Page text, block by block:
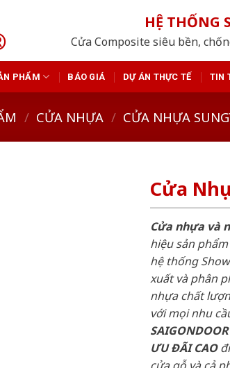
HỆ THỐNG
Cửa Composite siêu bền,
PHẨM BÁO GIÁ DỰ ÁN THỰC TẾ TIN
/ CỬA NHỰA / CỬA NHỰA
Cửa
Cửa nhựa và
hiệu sản
hệ thống
xuất và phân
nhựa chất
với mọi nhu
SAIGONDOOR
ƯU ĐÃI CAO